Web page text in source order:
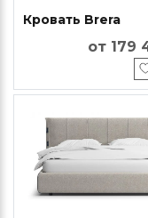
Кровать Brera
от 179